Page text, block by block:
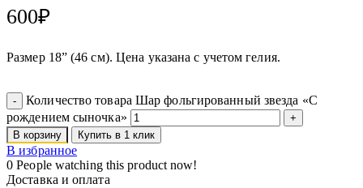
600₽
Размер 18” (46 см). Цена указана с учетом гелия.
Количество товара Шар фольгированный звезда «С
рождением сыночка»
В корзину Купить в 1 клик
В избранное
0 People watching this product now!
Доставка и оплата